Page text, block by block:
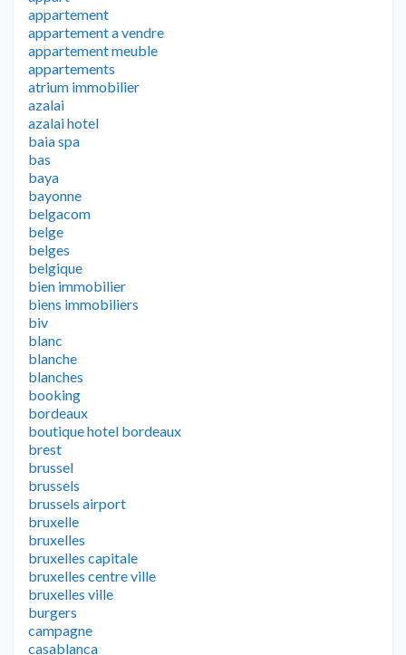
appartement
appartement a vendre
appartement meuble
appartements
atrium immobilier
azalai
azalai hotel
baia spa
bas
baya
bayonne
belgacom
belge
belges
belgique
bien immobilier
biens immobiliers
biv
blanc
blanche
blanches
booking
bordeaux
boutique hotel bordeaux
brest
brussel
brussels
brussels airport
bruxelle
bruxelles
bruxelles capitale
bruxelles centre ville
bruxelles ville
burgers
campagne
casablanca